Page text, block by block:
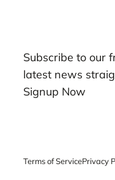
Subscribe to our
latest news
Signup Now
Terms of ServicePrivacy